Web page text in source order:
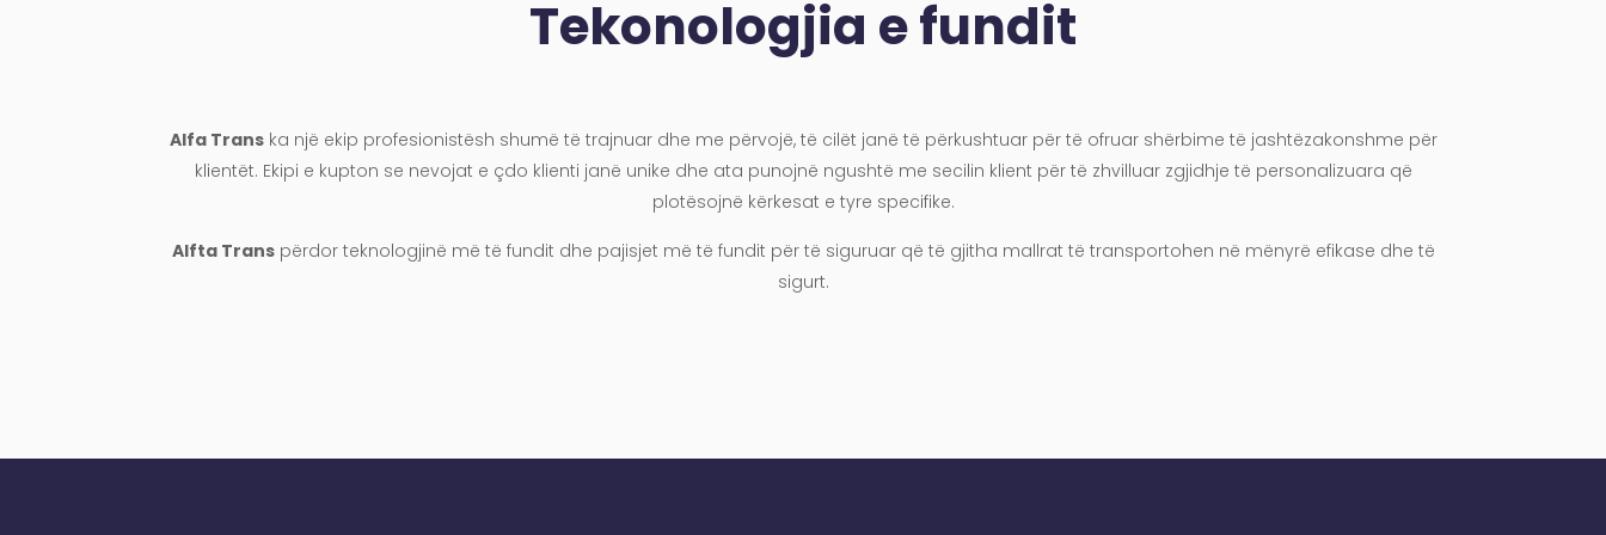
Tekonologjia e fundit
Alfa Transka një ekip profesionistësh shumë të trajnuar dhe me përvojë, të cilët janë të përkushtuar për të ofruar shërbime të jashtëzakonshme për
klientët. Ekipi e kupton se nevojat e çdo klienti janë unike dhe ata punojnë ngushtë me secilin klient për të zhvilluar zgjidhje të personalizuara që
plotësojnë kërkesat e tyre specifike.
Alfta Transpërdor teknologjinë më të fundit dhe pajisjet më të fundit për të siguruar që të gjitha mallrat të transportohen në mënyrë efikase dhe të
sigurt.